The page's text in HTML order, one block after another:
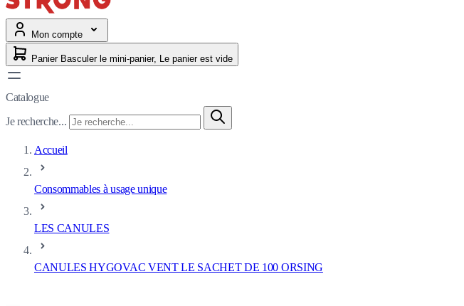
Mon compte
Panier Basculer le mini-panier, Le panier est vide
Catalogue
Je recherche...
Accueil
Consommables à usage unique
LES CANULES
CANULES HYGOVAC VENT LE SACHET DE 100 ORSING